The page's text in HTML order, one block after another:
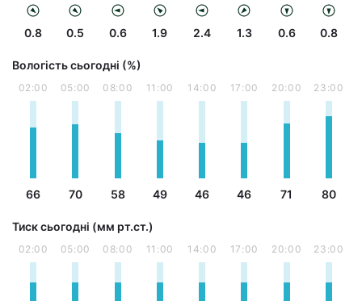
0.8 0.5 0.6 1.9 2.4 1.3 0.6 0.8
Вологість сьогодні (%)
02:00
66
05:00
70
08:00
58
11:00
49
14:00
46
17:00
46
20:00
71
23:00
80
Тиск сьогодні (мм рт.ст.)
02:00 05:00 08:00 11:00 14:00 17:00 20:00 23:00